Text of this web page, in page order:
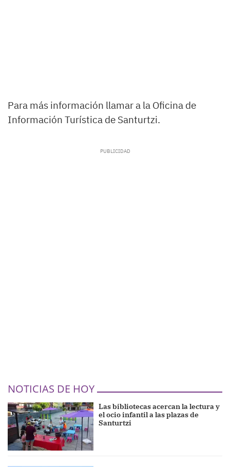
Para más información llamar a la Oficina de
Información Turística de Santurtzi.
NOTICIAS DE HOY
Las bibliotecas acercan la lectura y
el ocio infantil a las plazas de
Santurtzi